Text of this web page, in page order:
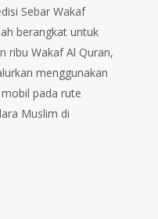
Sebar Wakaf
berangkat untuk
ribu Wakaf Al Quran,
menggunakan
pada rute
Muslim di